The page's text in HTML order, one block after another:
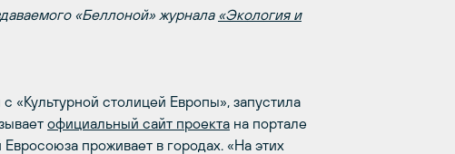
«Беллоной» журнала «Экология и
«Культурной столицей Европы», запустила
официальный сайт проекта на портале
проживает в городах. «На этих